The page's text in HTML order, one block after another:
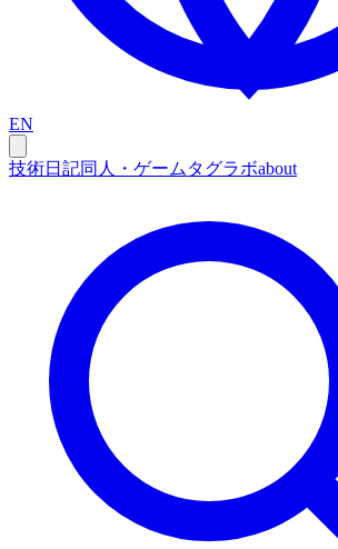
EN
技術日記同人・ゲーム タグラボabout